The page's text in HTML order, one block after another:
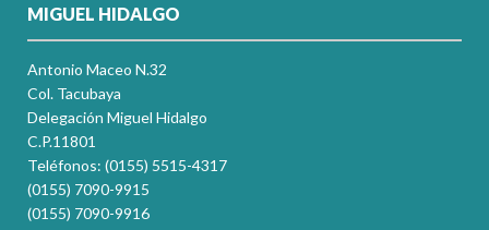
MIGUEL HIDALGO
Antonio Maceo N.32
Col. Tacubaya
Delegación Miguel Hidalgo
C.P.11801
Teléfonos: (0155) 5515-4317
(0155) 7090-9915
(0155) 7090-9916